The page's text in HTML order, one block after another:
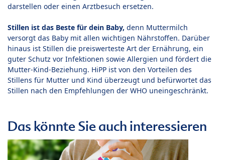
darstellen oder einen Arztbesuch ersetzen.
Stillen ist das Beste für dein Baby, denn Muttermilch
versorgt das Baby mit allen wichtigen Nährstoffen. Darüber
hinaus ist Stillen die preiswerteste Art der Ernährung, ein
guter Schutz vor Infektionen sowie Allergien und fördert die
Mutter-Kind-Beziehung. HiPP ist von den Vorteilen des
Stillens für Mutter und Kind überzeugt und befürwortet das
Stillen nach den Empfehlungen der WHO uneingeschränkt.
Das könnte Sie auch interessieren